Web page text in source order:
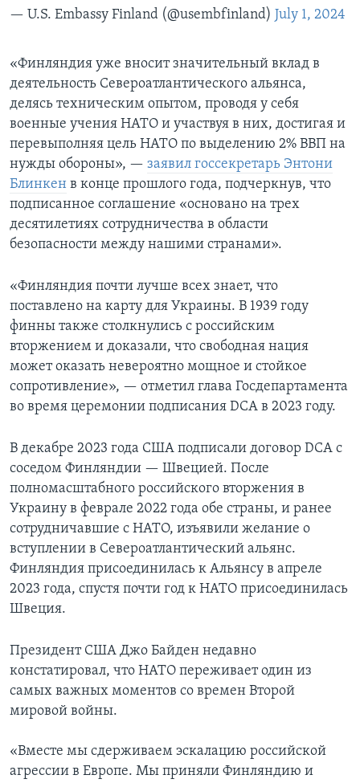
— U.S. Embassy Finland (@usembfinland) July 1, 2024
«Финляндия уже вносит значительный вклад в
деятельность Североатлантического альянса,
делясь техническим опытом, проводя у себя
военные учения НАТО и участвуя в них, достигая и
перевыполняя цель НАТО по выделению 2% ВВП на
нужды обороны», — заявил госсекретарь Энтони
Блинкен в конце прошлого года, подчеркнув, что
подписанное соглашение «основано на трех
десятилетиях сотрудничества в области
безопасности между нашими странами».
«Финляндия почти лучше всех знает, что
поставлено на карту для Украины. В 1939 году
финны также столкнулись с российским
вторжением и доказали, что свободная нация
может оказать невероятно мощное и стойкое
сопротивление», — отметил глава Госдепартамента
во время церемонии подписания DCA в 2023 году.
В декабре 2023 года США подписали договор DCA с
соседом Финляндии — Швецией. После
полномасштабного российского вторжения в
Украину в феврале 2022 года обе страны, и ранее
сотрудничавшие с НАТО, изъявили желание о
вступлении в Североатлантический альянс.
Финляндия присоединилась к Альянсу в апреле
2023 года, спустя почти год к НАТО присоединилась
Швеция.
Президент США Джо Байден недавно
констатировал, что НАТО переживает один из
самых важных моментов со времен Второй
мировой войны.
«Вместе мы сдерживаем эскалацию российской
агрессии в Европе. Мы приняли Финляндию и